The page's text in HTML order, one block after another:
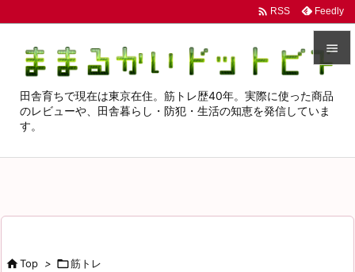


メニュ


次へ
 RSS Feedly
田舎育ちで現在は東京在住。筋トレ歴40年。実際に使った商品
のレビューや、田舎暮らし・防犯・生活の知恵を発信していま
す。
Top > 筋トレ